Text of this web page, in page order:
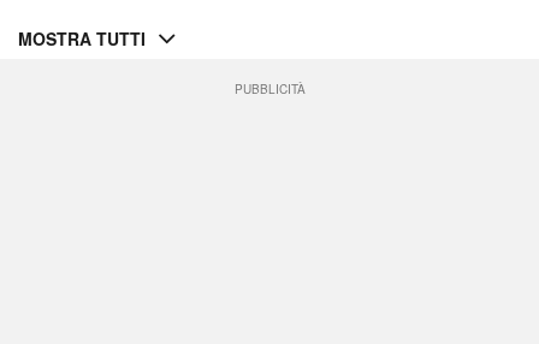
MOSTRA TUTTI
PUBBLICITÀ